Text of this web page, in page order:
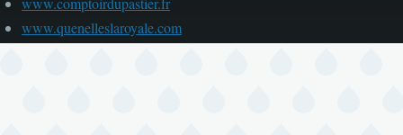
www.quenelleslaroyale.com